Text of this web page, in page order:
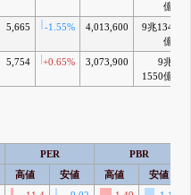
億
5,665 -1.55% 4,013,600
9兆134
億
5,754 +0.65% 3,073,900
9兆
1550億
PER
PBR
高値 安値 高値
安値